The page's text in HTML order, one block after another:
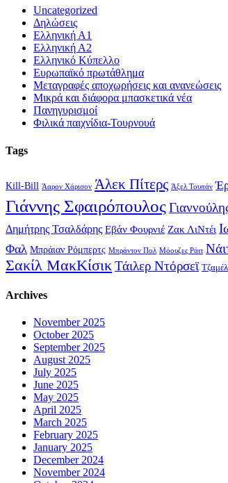
Uncategorized
Δηλώσεις
Ελληνική Α1
Ελληνική Α2
Ελληνικό Κύπελλο
Ευρωπαϊκό πρωτάθλημα
Μεταγραφές αποχωρήσεις και ανανεώσεις
Μικρά και διάφορα μπασκετικά νέα
Πανηγυρισμοί
Φιλικά παιχνίδια-Τουρνουά
Tags
Kill-Bill Άαρον Χάρισον Άλεκ Πίτερς Άξελ Τουπάν
Γιάννης Σφαιρόπουλος
Δημήτρης Τσαλδάρης Εβάν Φουρνιέ Ζακ ΛιΝτέι
Φαλ Μπράιαν Ρόμπερτς Μπράντον Πολ Μόουζες Ράιτ
Σακίλ ΜακΚίσικΤάιλερ Ντόρσεϊ
Archives
November 2025
October 2025
September 2025
August 2025
July 2025
June 2025
May 2025
April 2025
March 2025
February 2025
January 2025
December 2024
November 2024